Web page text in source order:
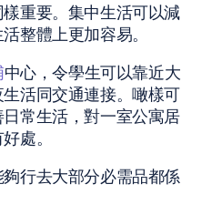
重要。集中生活可以減
整體上更加容易。
中心，令學生可以靠近大
活同交通連接。噉樣可
常生活，對一室公寓居
處。
行去大部分必需品都係